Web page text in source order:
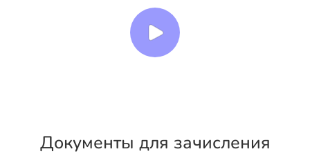
Документы для зачисления